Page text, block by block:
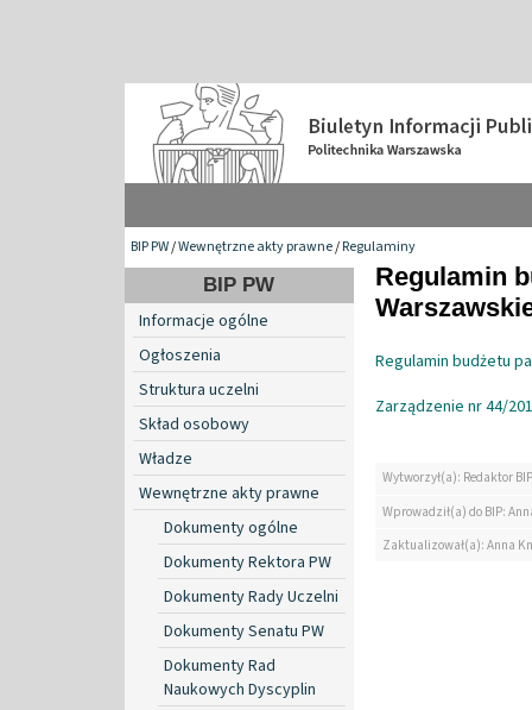
BIP PW/Wewnętrzne akty prawne/Regulaminy
BIP PW
Informacje ogólne
Ogłoszenia
Struktura uczelni
Skład osobowy
Władze
Wewnętrzne akty prawne
Dokumenty ogólne
Dokumenty Rektora PW
Dokumenty Rady Uczelni
Dokumenty Senatu PW
Dokumenty Rad
Naukowych Dyscyplin
Regulamin
Regulamin budżetu
Zarządzenie nr 44/
Wytworzył(a): Redaktor BIP
Wprowadził(a) do BIP:
Zaktualizował(a): Anna